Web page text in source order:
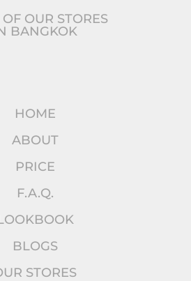
OUR STORES
BANGKOK
HOME
ABOUT
PRICE
F.A.Q.
BLOGS
STORES